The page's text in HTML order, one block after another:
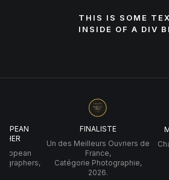
THIS IS SOME
INSIDE OF A DIV
FINALISTE
Un des Meilleurs Ouvriers de
France,
Catégorie Photographie,
2026.